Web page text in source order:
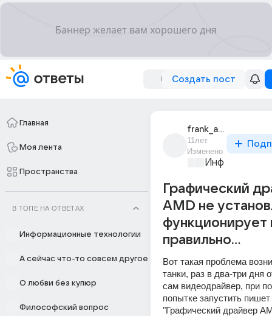
Создать пост
Главная
Моя лента
Пространства
В ТОПЕ НА ОТВЕТАХ
Информационные технологии
А сейчас что-то совсем другое
О любви без купюр
Философский вопрос
frank_ais
11лет
Изменено
Графический
AMD не
функционирует
правильно...
Вот такая проблема
танки, раз в два-три дня
сам видеодрайвер, при
попытке запустить пишет
"Графический драйвер